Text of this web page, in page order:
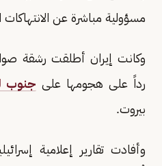
مسؤولية مباشرة عن الانتهاكات
وكانت إيران أطلقت رشقة
رداً على هجومها على جنوب
بيروت.
وأفادت تقارير إعلامية